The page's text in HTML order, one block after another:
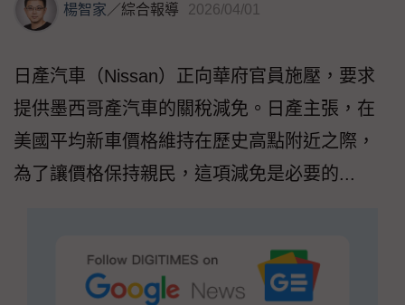
楊智家 ／綜合報導 2026/04/01
日產汽車（Nissan）正向華府官員施壓，要求
提供墨西哥產汽車的關稅減免。日產主張，在
美國平均新車價格維持在歷史高點附近之際，
為了讓價格保持親民，這項減免是必要的...